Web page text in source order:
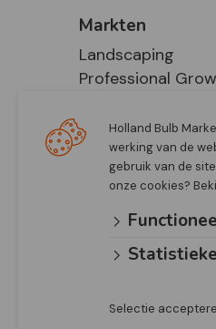
Markten
Landscaping
Professional
RetailHolland Bulb
werking van de
gebruik van de
onze cookies?
Selectie